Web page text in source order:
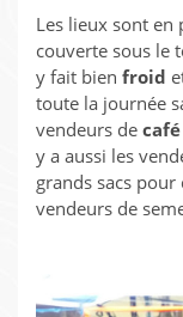
Les lieux sont
couverte sous le
y fait bien froid
toute la journée
vendeurs de café
y a aussi les
grands sacs pour
vendeurs de